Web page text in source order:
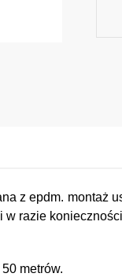
z epdm. montaż
razie
metrów.